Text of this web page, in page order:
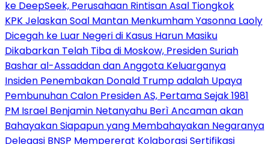
ke DeepSeek, Perusahaan Rintisan Asal Tiongkok
KPK Jelaskan Soal Mantan Menkumham Yasonna Laoly
Dicegah ke Luar Negeri di Kasus Harun Masiku
Dikabarkan Telah Tiba di Moskow, Presiden Suriah
Bashar al-Assaddan dan Anggota Keluarganya
Insiden Penembakan Donald Trump adalah Upaya
Pembunuhan Calon Presiden AS, Pertama Sejak 1981
PM Israel Benjamin Netanyahu Berì Ancaman akan
Bahayakan Siapapun yang Membahayakan Negaranya
Delegasi BNSP Mempererat Kolaborasi Sertifikasi